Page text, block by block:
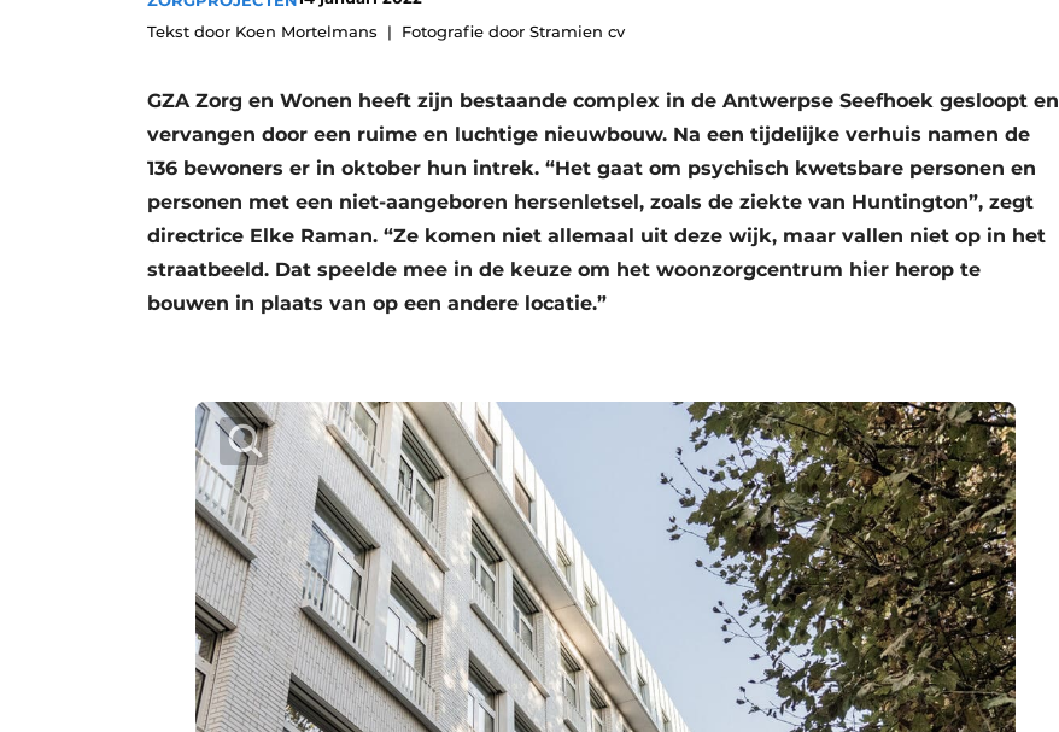
Vacature aanmelden
Video’s
Aanmelden
Bedrijven
Bedrijven
Contact
Tekst door Koen Mortelmans
Fotografie door Stramien cv
GZA Zorg en Wonen heeft zijn bestaande complex in de Antwerpse Seefhoek gesloopt en
vervangen door een ruime en luchtige nieuwbouw. Na een tijdelijke verhuis namen de
136 bewoners er in oktober hun intrek. “Het gaat om psychisch kwetsbare personen en
personen met een niet-aangeboren hersenletsel, zoals de ziekte van Huntington”, zegt
directrice Elke Raman. “Ze komen niet allemaal uit deze wijk, maar vallen niet op in het
straatbeeld. Dat speelde mee in de keuze om het woonzorgcentrum hier herop te
bouwen in plaats van op een andere locatie.”